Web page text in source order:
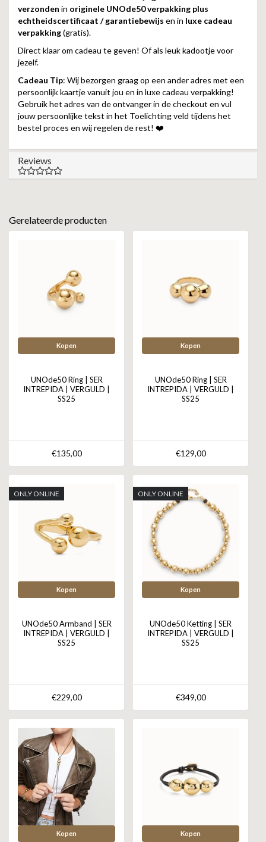
verzonden in originele UNOde50 verpakking plus
echtheidscertificaat / garantiebewijs en in luxe cadeau
verpakking(gratis).
Direct klaar om cadeau te geven! Of als leuk kadootje voor
jezelf.
Cadeau Tip: Wij bezorgen graag op een ander adres met een
persoonlijk kaartje vanuit jou en in luxe cadeau verpakking!
Gebruik het adres van de ontvanger in de checkout en vul
jouw persoonlijke tekst in het Toelichting veld tijdens het
bestel proces en wij regelen de rest! ❤️
Reviews
Gerelateerde producten
Kopen
UNOde50 Ring | SER
INTREPIDA | VERGULD |
SS25
€135,00
Kopen
UNOde50 Ring | SER
INTREPIDA | VERGULD |
SS25
€129,00
ONLY ONLINE
Kopen
UNOde50 Armband | SER
INTREPIDA | VERGULD |
SS25
€229,00
ONLY ONLINE
Kopen
UNOde50 Ketting | SER
INTREPIDA | VERGULD |
SS25
€349,00
Kopen Kopen